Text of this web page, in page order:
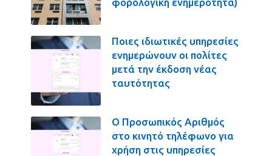
Ποιες ιδιωτικές υπηρεσίες
ενημερώνουν οι πολίτες
μετά την έκδοση νέας
ταυτότητας
Ο Προσωπικός Αριθμός
στο κινητό τηλέφωνο για
χρήση στις υπηρεσίες